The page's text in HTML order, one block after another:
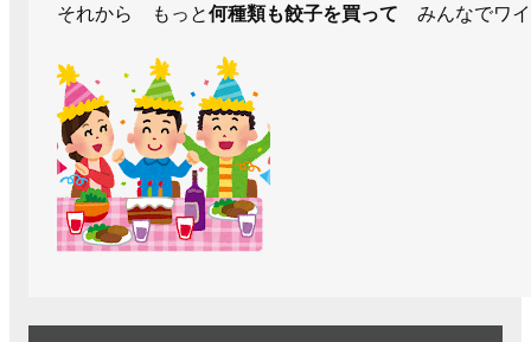
それから もっと何種類も餃子を買って みんなでワ